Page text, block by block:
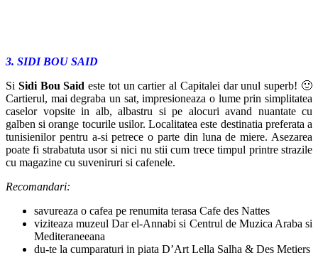
3. SIDI BOU SAID
Si Sidi Bou Said este tot un cartier al Capitalei dar unul superb! 🙂
Cartierul, mai degraba un sat, impresioneaza o lume prin simplitatea
caselor vopsite in alb, albastru si pe alocuri avand nuantate cu
galben si orange tocurile usilor. Localitatea este destinatia preferata a
tunisienilor pentru a-si petrece o parte din luna de miere. Asezarea
poate fi strabatuta usor si nici nu stii cum trece timpul printre strazile
cu magazine cu suveniruri si cafenele.
Recomandari:
savureaza o cafea pe renumita terasa Cafe des Nattes
viziteaza muzeul Dar el-Annabi si Centrul de Muzica Araba si
Mediteraneeana
du-te la cumparaturi in piata D’Art Lella Salha & Des Metiers